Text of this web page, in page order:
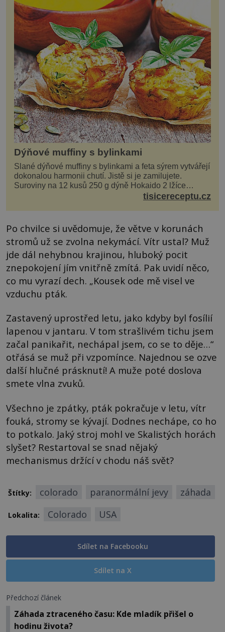
Dýňové muffiny s bylinkami
Slané dýňové muffiny s bylinkami a feta sýrem vytvářejí
dokonalou harmonii chutí. Jistě si je zamilujete.
Suroviny na 12 kusů 250 g dýně Hokaido 2 lžíce
olivového oleje sůl, pepř hrst nasekaných špen...
tisicereceptu.cz
Po chvilce si uvědomuje, že větve v korunách
stromů už se zvolna nekymácí. Vítr ustal? Muž
jde dál nehybnou krajinou, hluboký pocit
znepokojení jím vnitřně zmítá. Pak uvidí něco,
co mu vyrazí dech. „Kousek ode mě visel ve
vzduchu pták.
Zastavený uprostřed letu, jako kdyby byl fosílií
lapenou v jantaru. V tom strašlivém tichu jsem
začal panikařit, nechápal jsem, co se to děje…“
otřásá se muž při vzpomínce. Najednou se ozve
další hlučné prásknutí! A muže poté doslova
smete vlna zvuků.
Všechno je zpátky, pták pokračuje v letu, vítr
fouká, stromy se kývají. Dodnes nechápe, co ho
to potkalo. Jaký stroj mohl ve Skalistých horách
slyšet? Restartoval se snad nějaký
mechanismus držící v chodu náš svět?
Štítky: colorado paranormální jevy záhada
Lokalita: Colorado USA
Sdílet na Facebooku
Sdílet na X
Předchozí článek
Záhada ztraceného času: Kde mladík přišel o
hodinu života?